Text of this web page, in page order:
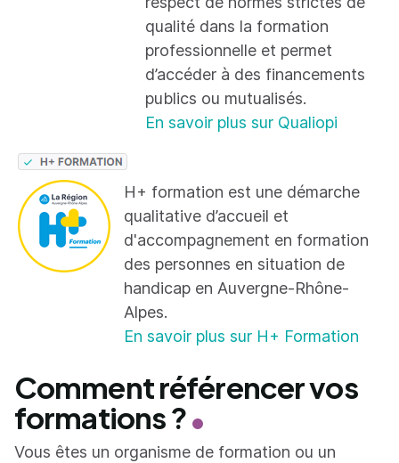
qualité dans la formation
professionnelle et permet
d’accéder à des financements
publics ou mutualisés.
En savoir plus sur Qualiopi
H+ formation est une démarche
qualitative d’accueil et
d'accompagnement en formation
des personnes en situation de
handicap en Auvergne-Rhône-
Alpes.
En savoir plus sur H+ Formation
Comment référencer vos
formations ?
Vous êtes un organisme de formation ou un